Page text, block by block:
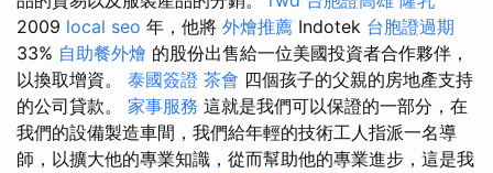
2009 local seo 年，他將 外燴推薦 Indotek 台胞證過期
33% 自助餐外燴 的股份出售給一位美國投資者合作夥伴，
以換取增資。 泰國簽證 茶會 四個孩子的父親的房地產支持
的公司貸款。 家事服務 這就是我們可以保證的一部分，在
我們的設備製造車間，我們給年輕的技術工人指派一名導
師，以擴大他的專業知識，從而幫助他的專業進步，這是我